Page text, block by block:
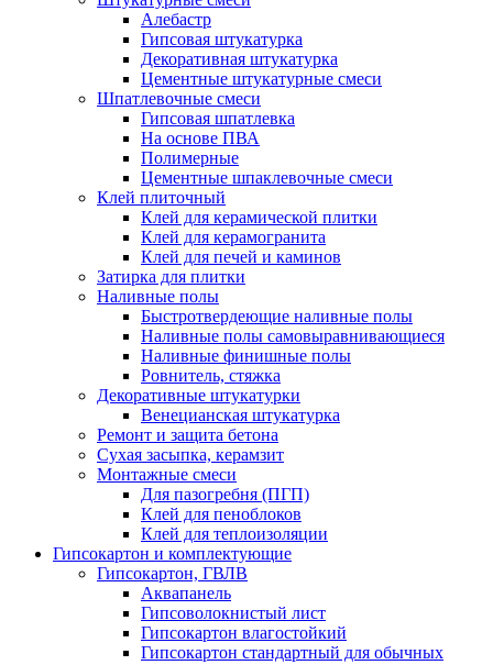
Алебастр
Гипсовая штукатурка
Декоративная штукатурка
Цементные штукатурные смеси
Шпатлевочные смеси
Гипсовая шпатлевка
На основе ПВА
Полимерные
Цементные шпаклевочные смеси
Клей плиточный
Клей для керамической плитки
Клей для керамогранита
Клей для печей и каминов
Затирка для плитки
Наливные полы
Быстротвердеющие наливные полы
Наливные полы самовыравнивающиеся
Наливные финишные полы
Ровнитель, стяжка
Декоративные штукатурки
Венецианская штукатурка
Ремонт и защита бетона
Сухая засыпка, керамзит
Монтажные смеси
Для пазогребня (ПГП)
Клей для пеноблоков
Клей для теплоизоляции
Гипсокартон и комплектующие
Гипсокартон, ГВЛВ
Аквапанель
Гипсоволокнистый лист
Гипсокартон влагостойкий
Гипсокартон стандартный для обычных